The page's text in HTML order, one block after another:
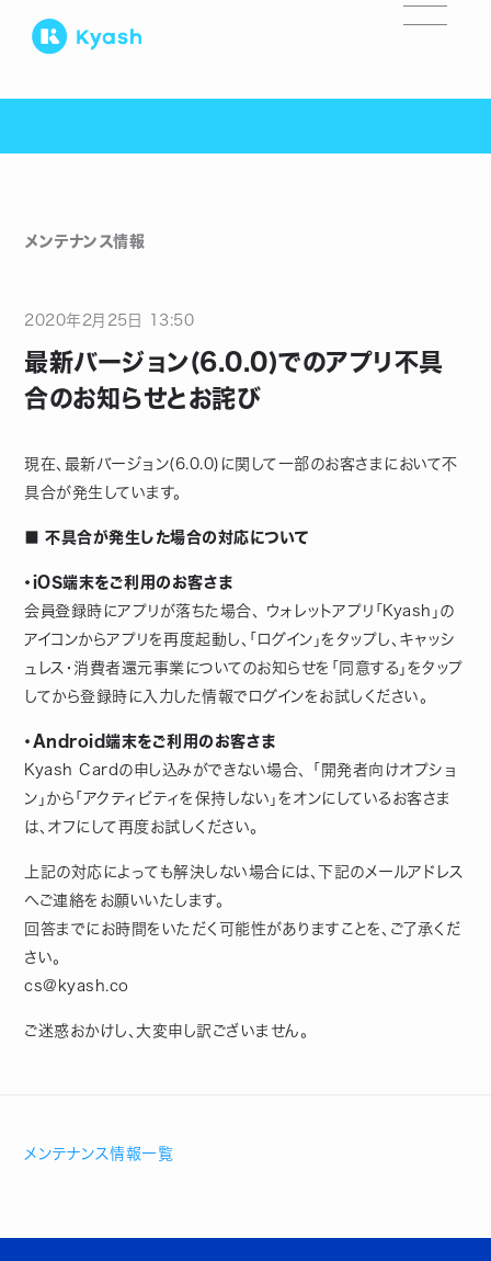
メンテナンス情報
2020年 2月 25 日 13:50
最新バージョン(6.0.0)でのアプリ不具
合のお知らせとお詫び
現在、最新バージョン(6.0.0)に関して一部のお客さまにおいて不
具合が発生しています。
■ 不具合が発生した場合の対応について
・iOS端末をご利用のお客さま
会員登録時にアプリが落ちた場合、 ウォレットアプリ「Kyash」の
アイコンからアプリを再度起動し、「ログイン」をタップし、キャッシ
ュレス・消費者還元事業についてのお知らせを「同意する」をタップ
してから登録時に入力した情報でログインをお試しください。
・Android端末をご利用のお客さま
Kyash Cardの申し込みができない場合、 「開発者向けオプショ
ン」から「アクティビティを保持しない」をオンにしているお客さま
は、オフにして再度お試しください。
上記の対応によっても解決しない場合には、下記のメールアドレス
へご連絡をお願いいたします。
回答までにお時間をいただく可能性がありますことを、ご了承くだ
さい。
cs@kyash.co
ご迷惑おかけし、大変申し訳ございません。
メンテナンス情報一覧